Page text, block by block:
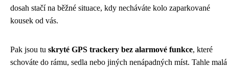
dosah stačí na běžné situace, kdy necháváte kolo zaparkované
kousek od vás.
Pak jsou tu skryté GPS trackery bez alarmové funkce, které
schováte do rámu, sedla nebo jiných nenápadných míst. Tahle malá